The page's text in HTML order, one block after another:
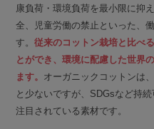
康負荷・環境負荷を最小限に抑
全、児童労働の禁止といった、
す。従来のコットン栽培と比べ
とができ、環境に配慮した世界
ます。 オーガニックコットンは
と少ないですが、SDGsなど持
注目されている素材です。